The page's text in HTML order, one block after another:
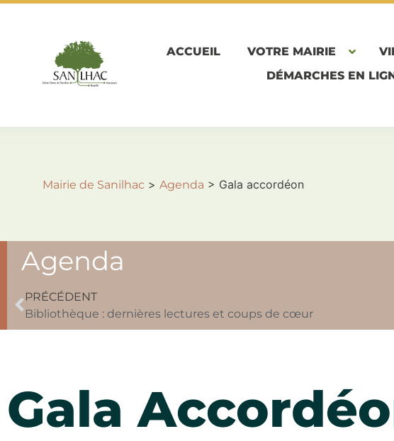
ACCUEIL VOTRE MAIRIE
DÉMARCHES EN
Mairie de Sanilhac > Agenda > Gala accordéon
Agenda
PRÉCÉDENT
Bibliothèque : dernières lectures et coups de cœur
Gala